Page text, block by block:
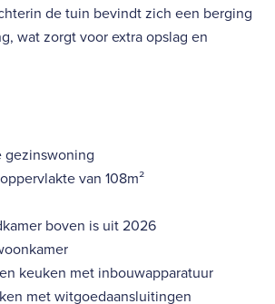
de tuin bevindt zich een berging
wat zorgt voor extra opslag en
gezinswoning
van 108m²
boven is uit 2026
keuken met inbouwapparatuur
met witgoedaansluitingen